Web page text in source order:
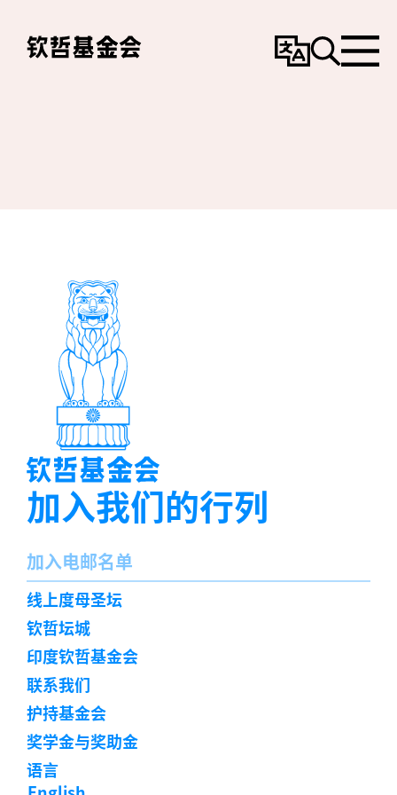
变
搜
选
加入我们的行列
名
字
加入电邮名单
订
阅
线上度母圣坛
钦哲坛城
印度钦哲基金会
联系我们
护持基金会
奖学金与奖助金
语言